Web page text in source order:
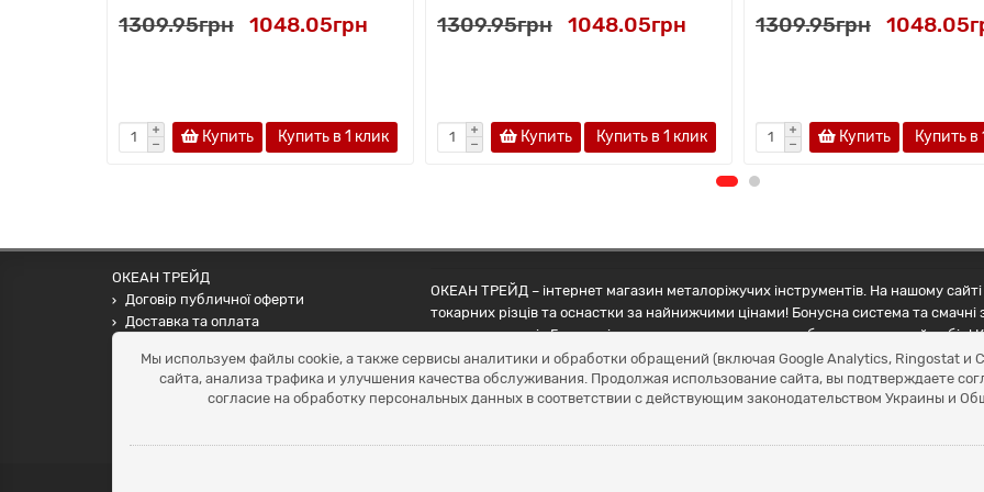
1309.95грн 1048.05грн
Купить Купить в 1 клик
1309.95грн 1048.05грн
Купить Купить в 1 клик
1309.95грн
Купить Купить в
ОКЕАН ТРЕЙД
Договір публичної оферти
Доставка та оплата
Умови повернення
+38 (099) 452-20-02
ОКЕАН ТРЕЙД – інтернет магазин металоріжучих інструментів. На нашому
токарних різців та оснастки за найнижчими цінами! Бонусна система та
наших партнерів Грамотні менеджери допоможуть зробити правильний вибір!
Мы используем файлы cookie, а также сервисы аналитики и обработки обращений (включая Google Analytics, Ringostat и
сайта, анализа трафика и улучшения качества обслуживания. Продолжая использование сайта, вы подтверждаете
согласие на обработку персональных данных в соответствии с действующим законодательством Украины и